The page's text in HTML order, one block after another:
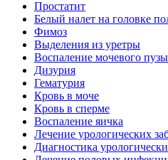
Простатит
Белый налет на головке
Фимоз
Выделения из уретры
Воспаление мочевого
Дизурия
Гематурия
Кровь в моче
Кровь в сперме
Воспаление яичка
Лечение урологических
Диагностика